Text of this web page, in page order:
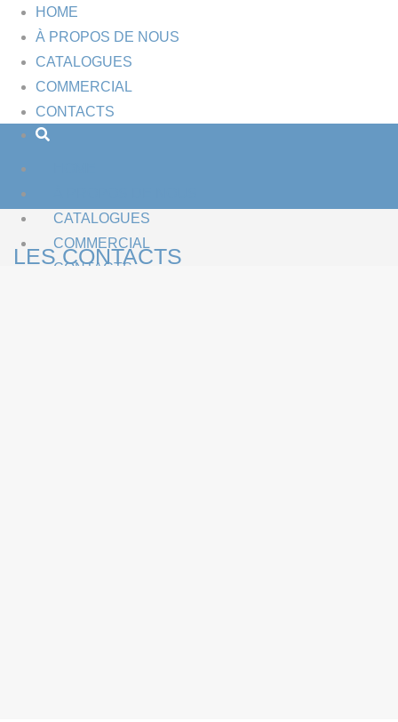
HOME
À PROPOS DE NOUS
CATALOGUES
COMMERCIAL
CONTACTS
CATALOGUES
COMMERCIAL
CONTACTS
LES CONTACTS